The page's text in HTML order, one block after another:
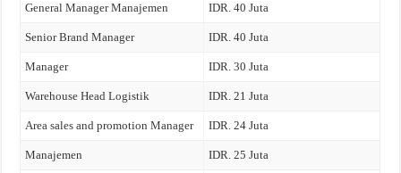
General Manager Manajemen IDR. 40 Juta
Senior Brand Manager IDR. 40 Juta
Manager IDR. 30 Juta
Warehouse Head Logistik IDR. 21 Juta
Area sales and promotion Manager IDR. 24 Juta
Manajemen IDR. 25 Juta